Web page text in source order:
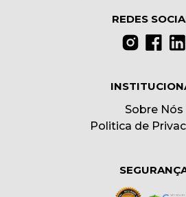
REDES
Sobre Nós
Politica de